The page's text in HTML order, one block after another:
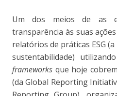
Um dos meios de as
transparência às suas
relatórios de práticas ESG
sustentabilidade)
frameworks que hoje
(da Global Reporting